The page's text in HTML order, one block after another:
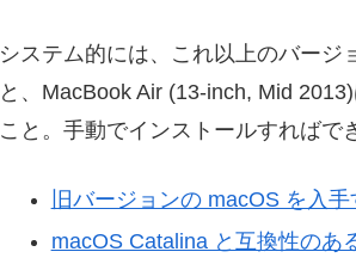
システム的には、これ以上のバージ
と、MacBook Air (13-inch, Mid
こと。手動でインストールすればで
旧バージョンの macOS を入手
macOS Catalina と互換性のあ